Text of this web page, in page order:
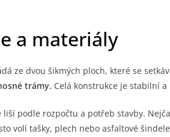
a materiály
ze dvou šikmých ploch, které se
trámy. Celá konstrukce je stabilní
liší podle rozpočtu a potřeb stavby.
volí tašky, plech nebo asfaltové